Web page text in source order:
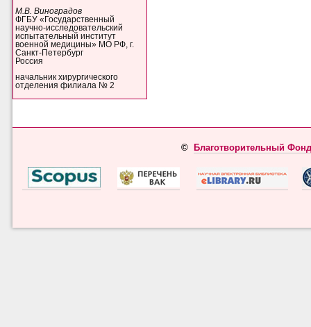
М.В. Виноградов
ФГБУ «Государственный
научно-исследовательский
испытательный институт
военной медицины» МО РФ, г.
Санкт-Петербург
Россия
начальник хирургического
отделения филиала № 2
© Благотворительный